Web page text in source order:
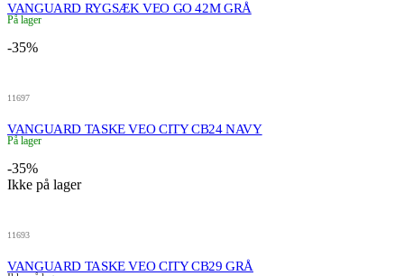
VANGUARD RYGSÆK VEO GO 42M GRÅ
På lager
-35%
11697
VANGUARD TASKE VEO CITY CB24 NAVY
På lager
-35%
Ikke på lager
11693
VANGUARD TASKE VEO CITY CB29 GRÅ